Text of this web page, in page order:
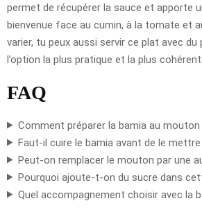
permet de récupérer la sauce et apporte
bienvenue face au cumin, à la tomate et
varier, tu peux aussi servir ce plat avec du
l’option la plus pratique et la plus
FAQ
Comment préparer la bamia au mouton
Faut-il cuire le bamia avant de le
Peut-on remplacer le mouton par une
Pourquoi ajoute-t-on du sucre dans
Quel accompagnement choisir avec la